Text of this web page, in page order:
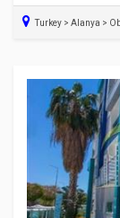
Turkey > Alanya >